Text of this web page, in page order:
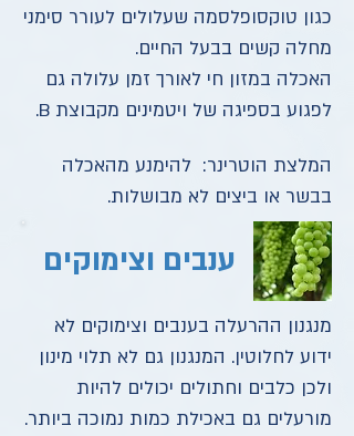
כגון טוקסופלסמה שעלולים לעורר סימני
מחלה קשים בבעל החיים.
האכלה במזון חי לאורך זמן עלולה גם
לפגוע בספיגה של ויטמינים מקבוצת B.
המלצת הוטרינר: להימנע מהאכלה
בבשר או ביצים לא מבושלות.
ענבים וצימוקים
מנגנון ההרעלה בענבים וצימוקים לא
ידוע לחלוטין. המנגנון גם לא תלוי מינון
ולכן כלבים וחתולים יכולים להיות
מורעלים גם באכילת כמות נמוכה ביותר.